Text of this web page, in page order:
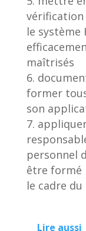
vérification
le système
maîtrisés
former
son
personnel
être formé
le cadre du
Lire aussi